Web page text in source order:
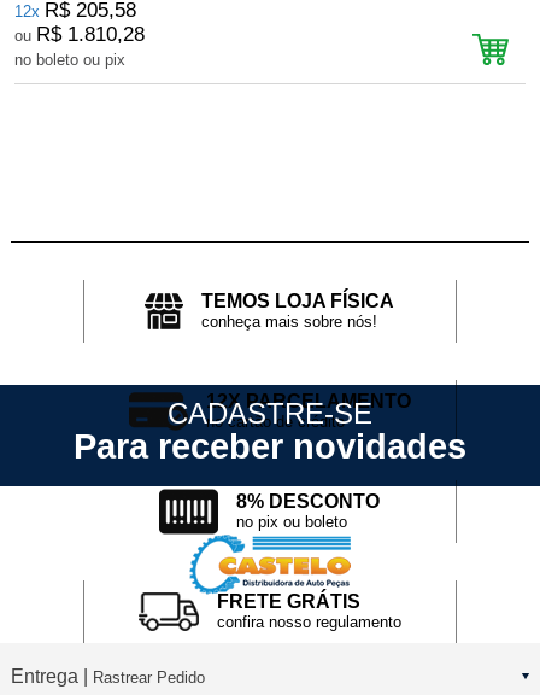
12x R$ 205,58
ou R$ 1.810,28
no boleto ou pix
TEMOS LOJA FÍSICA
conheça mais sobre nós!
12X PARCELAMENTO
no cartão de crédito
8% DESCONTO
no pix ou boleto
FRETE GRÁTIS
confira nosso regulamento
CADASTRE-SE
Para receber novidades
Entrega | Rastrear Pedido